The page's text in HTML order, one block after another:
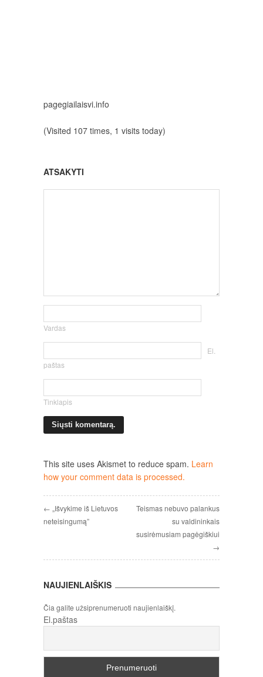
pagegiailaisvi.info
(Visited 107 times, 1 visits today)
ATSAKYTI
Vardas
El.
paštas
Tinklapis
This site uses Akismet to reduce spam. Learn
how your comment data is processed.
← „Išvykime iš Lietuvos
neteisingumą”
Teismas nebuvo palankus
su valdininkais
susirėmusiam pagėgiškiui
→
NAUJIENLAIŠKIS
Čia galite užsiprenumeruoti naujienlaiškį.
El.paštas